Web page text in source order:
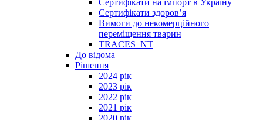
Сертифікати на імпорт в Україну
Сертифікати здоров’я
Вимоги до некомерційного
переміщення тварин
TRACES_NT
До відома
Рішення
2024 рік
2023 рік
2022 рік
2021 рік
2020 рік